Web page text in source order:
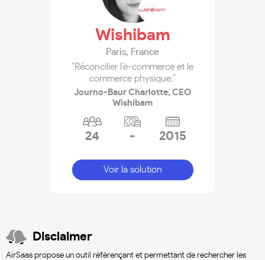
Wishibam
Paris, France
"Réconcilier l’e-commerce et le
commerce physique."
Journo-Baur Charlotte, CEO
Wishibam
24 - 2015
Voir la solution
Disclaimer
AirSaas propose un outil référençant et permettant de rechercher les